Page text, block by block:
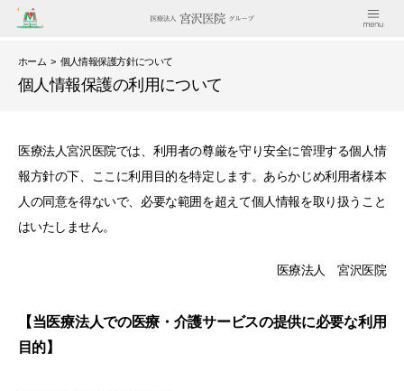
ホーム > 個人情報保護方針について
個人情報保護の利用について
医療法人宮沢医院では、利用者の尊厳を守り安全に管理する個人情
報方針の下、ここに利用目的を特定します。あらかじめ利用者様本
人の同意を得ないで、必要な範囲を超えて個人情報を取り扱うこと
はいたしません。
医療法人 宮沢医院
【当医療法人での医療・介護サービスの提供に必要な利用
目的】